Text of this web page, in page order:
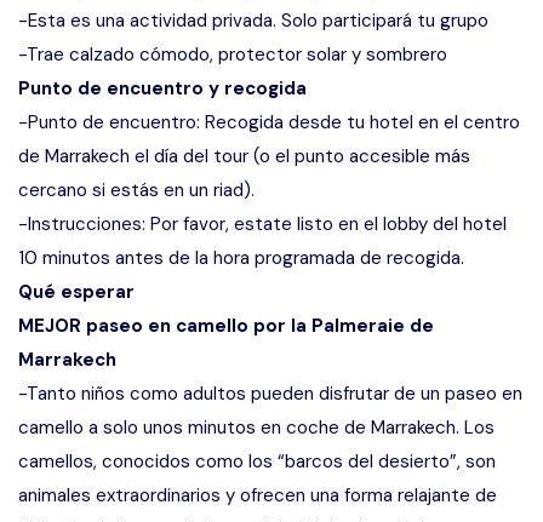
-Esta es una actividad privada. Solo participará tu grupo
-Trae calzado cómodo, protector solar y sombrero
Punto de encuentro y recogida
-Punto de encuentro: Recogida desde tu hotel en el centro
de Marrakech el día del tour (o el punto accesible más
cercano si estás en un riad).
-Instrucciones: Por favor, estate listo en el lobby del hotel
10 minutos antes de la hora programada de recogida.
Qué esperar
MEJOR paseo en camello por la Palmeraie de
Marrakech
-Tanto niños como adultos pueden disfrutar de un paseo en
camello a solo unos minutos en coche de Marrakech. Los
camellos, conocidos como los “barcos del desierto”, son
animales extraordinarios y ofrecen una forma relajante de